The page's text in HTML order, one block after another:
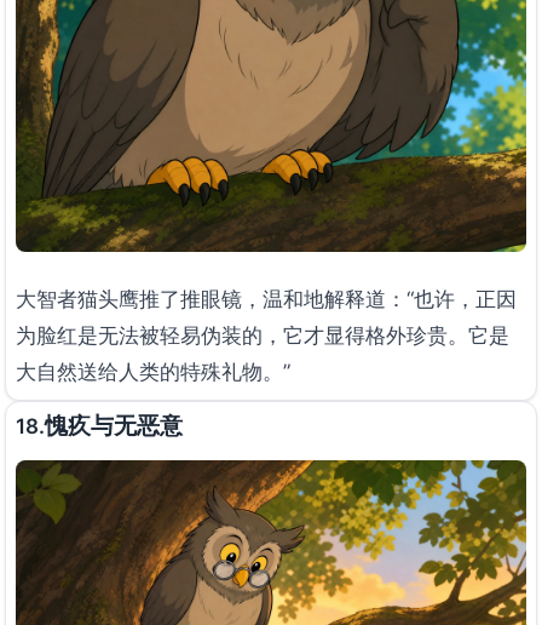
大智者猫头鹰推了推眼镜，温和地解释道：“也许，正因
为脸红是无法被轻易伪装的，它才显得格外珍贵。它是
大自然送给人类的特殊礼物。”
18.愧疚与无恶意